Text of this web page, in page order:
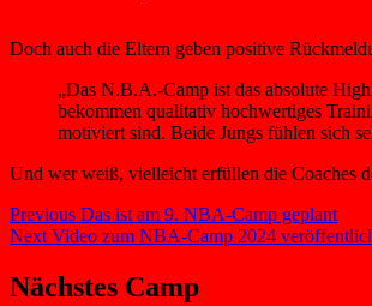
Doch auch die Eltern geben positive
„Das N.B.A.-Camp ist das absolute
bekommen qualitativ hochwertiges
motiviert sind. Beide Jungs fühlen sich
Und wer weiß, vielleicht erfüllen die Coaches
Beitragsnavigation
Previous Previous
post:
Das ist am 9. NBA-Camp geplant
Next Next
Video zum NBA-Camp 2024
Nächstes Camp